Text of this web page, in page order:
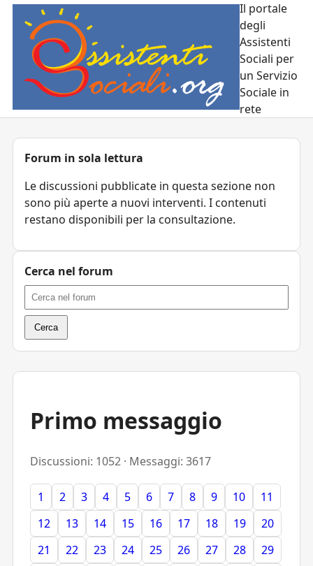
Il portale
degli
Assistenti
Sociali per
un Servizio
Sociale in
rete
Primo messaggio
Discussioni: 1052 · Messaggi: 3617
1 2 3 4 5 6 7 8 9 10
11
12
13 14 15 16 17 18 19
20
21
22 23 24 25 26 27 28
29
Forum in sola lettura
Le discussioni pubblicate in questa sezione non
sono più aperte a nuovi interventi. I contenuti
restano disponibili per la consultazione.
Cerca nel forum
Cerca